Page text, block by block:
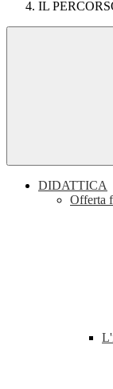
IL
DIDATTICA
Offerta